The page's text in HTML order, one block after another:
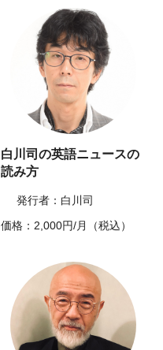
白川司の英語ニュースの
読み方
発行者：白川司
価格：2,000円/月（税込）